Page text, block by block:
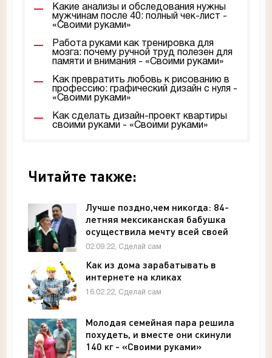
Какие анализы и обследования нужны
мужчинам после 40: полный чек-лист -
«Своими руками»
Работа руками как тренировка для
мозга: почему ручной труд полезен для
памяти и внимания - «Своими руками»
Как превратить любовь к рисованию в
профессию: графический дизайн с нуля -
«Своими руками»
Как сделать дизайн-проект квартиры
своими руками - «Своими руками»
Читайте также:
Лучше поздно,чем никогда: 84-
летняя мексиканская бабушка
осуществила мечту всей своей
жизни — окончить среднюю
02.09.22, Сделай сам
Как из дома зарабатывать в
интернете на кликах
16.02.22, Сделай сам
Молодая семейная пара решила
похудеть, и вместе они скинули
140 кг - «Своими руками»